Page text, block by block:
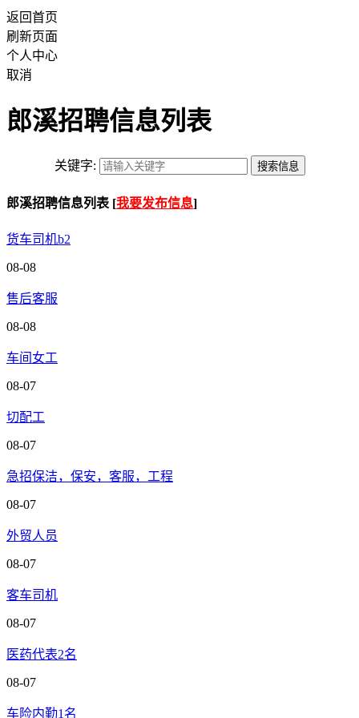
返回首页
刷新页面
个人中心
取消
郎溪招聘信息列表
关键字:
郎溪招聘信息列表 [我要发布信息]
货车司机b2
08-08
售后客服
08-08
车间女工
08-07
切配工
08-07
急招保洁，保安，客服，工程
08-07
外贸人员
08-07
客车司机
08-07
医药代表2名
08-07
车险内勤1名